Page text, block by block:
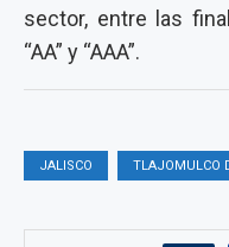
sector, entre las
“AA” y “AAA”.
JALISCO TLAJOMULCO